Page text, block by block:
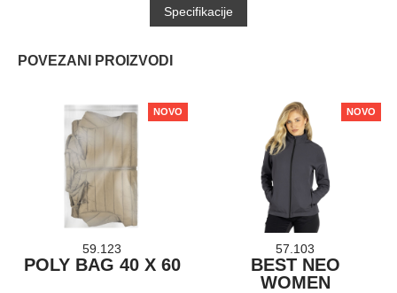
Specifikacije
POVEZANI PROIZVODI
NOVO
59.123
POLY BAG 40 X 60
NOVO
57.103
BEST NEO
WOMEN